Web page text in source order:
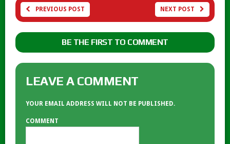
PREVIOUS POST NEXT POST
BE THE FIRST TO COMMENT
LEAVE A COMMENT
YOUR EMAIL ADDRESS WILL NOT BE PUBLISHED.
COMMENT